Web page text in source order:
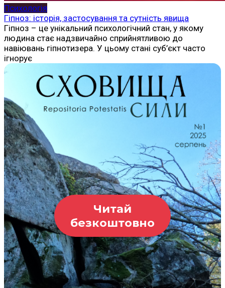
Психологія
Гіпноз: історія, застосування та сутність явища
Гіпноз – це унікальний психологічний стан, у якому
людина стає надзвичайно сприйнятливою до
навіювань гіпнотизера. У цьому стані суб’єкт часто
ігнорує
Читай
безкоштовно